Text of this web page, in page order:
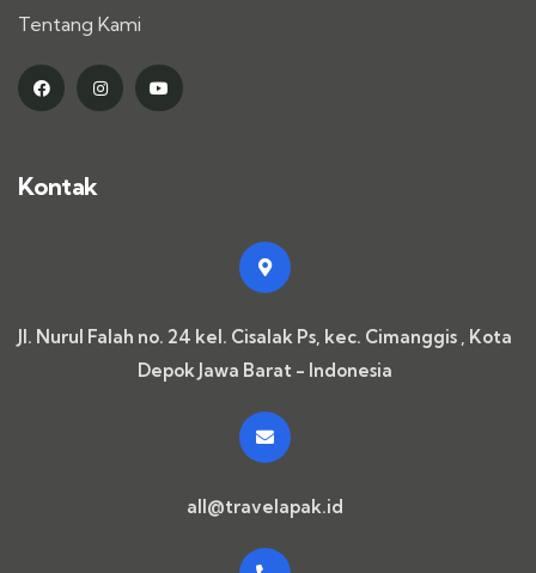
Tentang Kami
Kontak
Jl. Nurul Falah no. 24 kel. Cisalak Ps, kec. Cimanggis , Kota
Depok Jawa Barat - Indonesia
all@travelapak.id